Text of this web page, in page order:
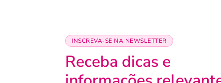
INSCREVA-SE NA NEWSLETTER
Receba dicas e